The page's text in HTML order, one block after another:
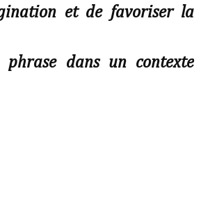
et de favoriser la
phrase dans un contexte